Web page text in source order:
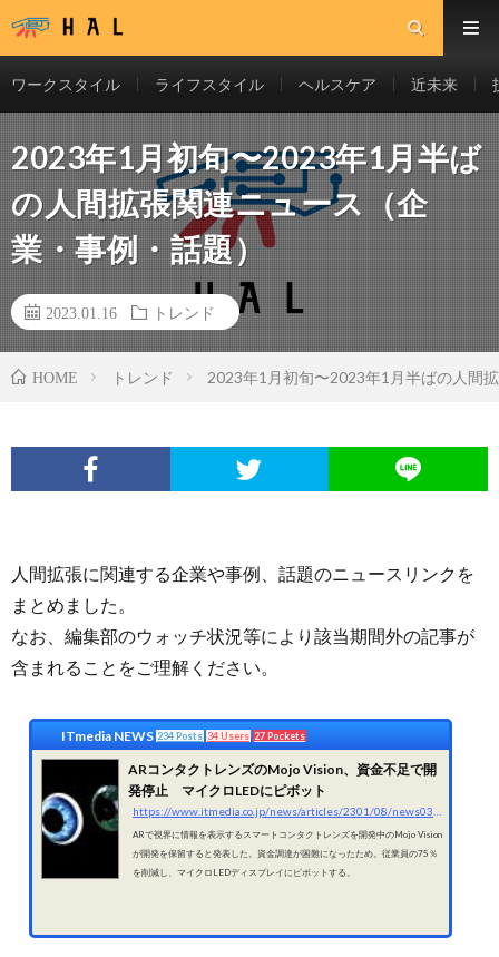
ワークスタイル ライフスタイル ヘルスケア 近未来
2023年1月初旬〜2023年1月半ば
の人間拡張関連ニュース（企
業・事例・話題）
2023.01.16 トレンド
HOME トレンド 2023年1月初旬〜2023年1月半ばの人間
人間拡張に関連する企業や事例、話題のニュースリンクを
まとめました。
なお、編集部のウォッチ状況等により該当期間外の記事が
含まれることをご理解ください。
ITmedia NEWS 234 Posts 34 Users 27 Pockets
ARコンタクトレンズのMojo Vision、資金不足で開
発停止 マイクロLEDにピボット
ARで視界に情報を表示するスマートコンタクトレンズを開発中のMojo Vision
が開発を保留すると発表した。資金調達が困難になったため。従業員の75％
を削減し、マイクロLEDディスプレイにピボットする。